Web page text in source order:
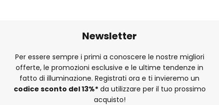
Newsletter
Per essere sempre i primi a conoscere le nostre migliori
offerte, le promozioni esclusive e le ultime tendenze in
fatto di illuminazione. Registrati ora e ti invieremo un
codice sconto del13%*da utilizzare per il tuo prossimo
acquisto!